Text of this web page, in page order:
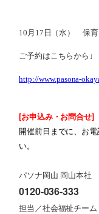
10月17日（水） 保
ご予約はこちらから↓
http://www.pasona-
[お申込み・お問合せ]
開催前日までに、お
い。
パソナ岡山 岡山本社
0120-036-333
担当／社会福祉チーム